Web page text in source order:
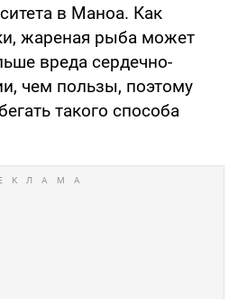
в Маноа. Как
жареная рыба может
вреда сердечно-
чем пользы, поэтому
такого способа